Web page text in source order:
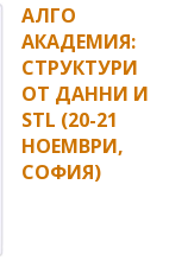
АЛГО
АКАДЕМИЯ:
СТРУКТУРИ
ОТ ДАННИ И
STL (20-21
НОЕМВРИ,
СОФИЯ)